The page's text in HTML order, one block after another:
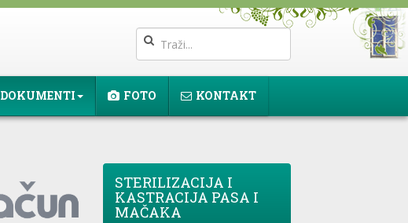
DOKUMENTI FOTO KONTAKT
STERILIZACIJA I
KASTRACIJA PASA I
MAČAKA